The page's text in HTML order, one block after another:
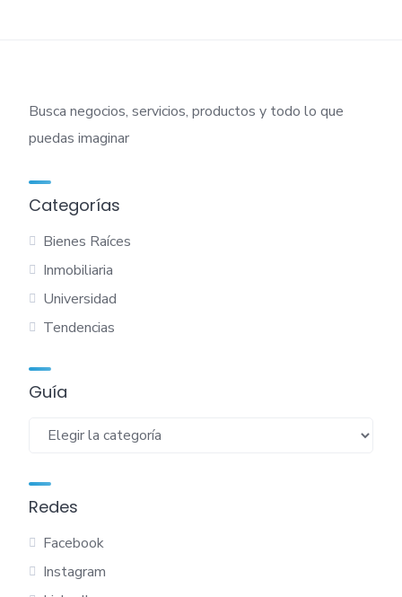
Busca negocios, servicios, productos y todo lo que
puedas imaginar
Categorías
Bienes Raíces
Inmobiliaria
Universidad
Tendencias
Guía
Guía
Redes
Facebook
Instagram